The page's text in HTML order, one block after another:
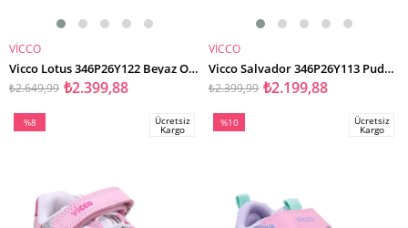
SEPETE EKLE
VİCCO
Vicco Lotus 346P26Y122 Beyaz Ortopedik Günlük Işıklı Erkek Çocuk Spor Ayakkabı
₺2.399,88
₺2.649,99
SEPETE EKLE
VİCCO
Vicco Salvador 346P26Y113 Pudra Ortopedik Günlük Işıklı Kız Çocuk Spor Ayakkabı
₺2.199,88
₺2.399,99
%8
Ücretsiz
Kargo
%10
Ücretsiz
Kargo